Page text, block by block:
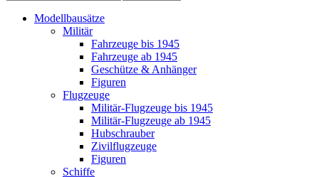
Modellbausätze
Militär
Fahrzeuge bis 1945
Fahrzeuge ab 1945
Geschütze & Anhänger
Figuren
Flugzeuge
Militär-Flugzeuge bis 1945
Militär-Flugzeuge ab 1945
Hubschrauber
Zivilflugzeuge
Figuren
Schiffe